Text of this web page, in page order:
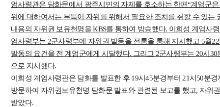
엄사령관은 담화문에서 광주시민의 자제를 호소하는 한편“계엄군
위에 대하여서는 부득이 자위를 위해서 필요한 조치를 취할 수 있는
내용의 자위권 보유천명을 KBS를 통하여 방송했다. 이희성 계엄사
엄사령부는 2군사령부에 자위권 발동을 전통을 통해 지시했고 5월
발동의 요건을 전 계엄군에게 시달했다. 그리고 2군사령부는 20시
으로 지시했다.
이희성 계엄사령관은 담화를 발표한 후 19시45분경부터 21시50분
방문하여 자위권보유천명 담화문 발표와 관련된 보고를 했고, 자위
받았다.